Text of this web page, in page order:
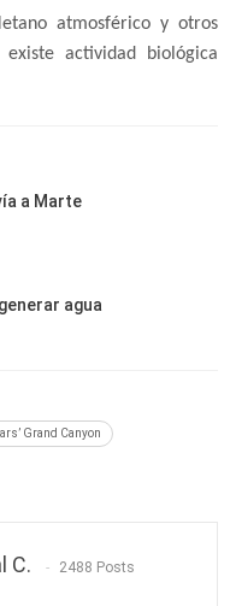
atmosférico y otros
actividad biológica
a Marte
agua
Grand Canyon
C. 2488 Posts